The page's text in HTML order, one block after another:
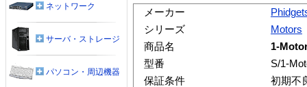
メーカー
シリーズ
Motors
商品名
1-
型番
S/1-
保証条件
初期不
ネットワーク
サーバ・ストレージ
パソコン・周辺機器